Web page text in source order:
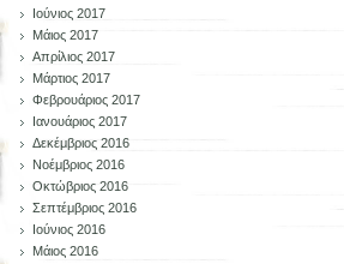
Ιούνιος 2017
Μάιος 2017
Απρίλιος 2017
Μάρτιος 2017
Φεβρουάριος 2017
Ιανουάριος 2017
Δεκέμβριος 2016
Νοέμβριος 2016
Οκτώβριος 2016
Σεπτέμβριος 2016
Ιούνιος 2016
Μάιος 2016